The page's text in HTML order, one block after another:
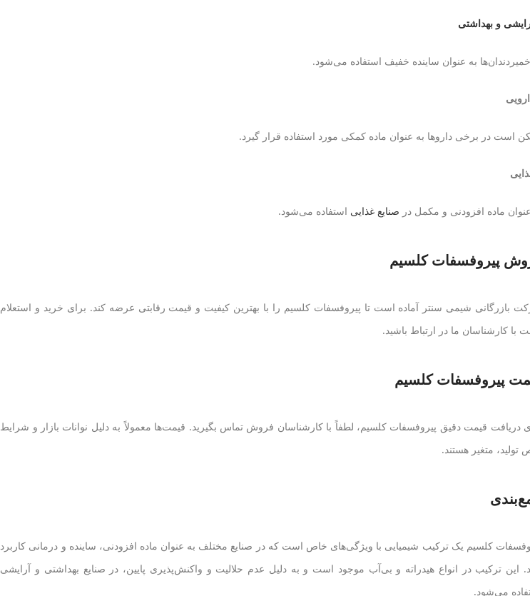
و بهداشتی
به عنوان ساینده خفیف استفاده می‌شود.
است در برخی داروها به عنوان ماده کمکی مورد استفاده قرار گیرد.
ماده افزودنی و مکمل در صنایع غذایی استفاده می‌شود.
پیروفسفات کلسیم
بازرگانی شیمی سنتر آماده است تا پیروفسفات کلسیم را با بهترین کیفیت و قیمت رقابتی عرضه کند. برای خرید و استعلام
با کارشناسان ما در ارتباط باشید.
پیروفسفات کلسیم
دریافت قیمت دقیق پیروفسفات کلسیم، لطفاً با کارشناسان فروش تماس بگیرید. قیمت‌ها معمولاً به دلیل نوانات بازار و شرایط
تولید، متغیر هستند.
کلسیم یک ترکیب شیمیایی با ویژگی‌های خاص است که در صنایع مختلف به عنوان ماده افزودنی، ساینده و درمانی کاربرد
این ترکیب در انواع هیدراته و بی‌آب موجود است و به دلیل عدم حلالیت و واکنش‌پذیری پایین، در صنایع بهداشتی و آرایشی
می‌شود.